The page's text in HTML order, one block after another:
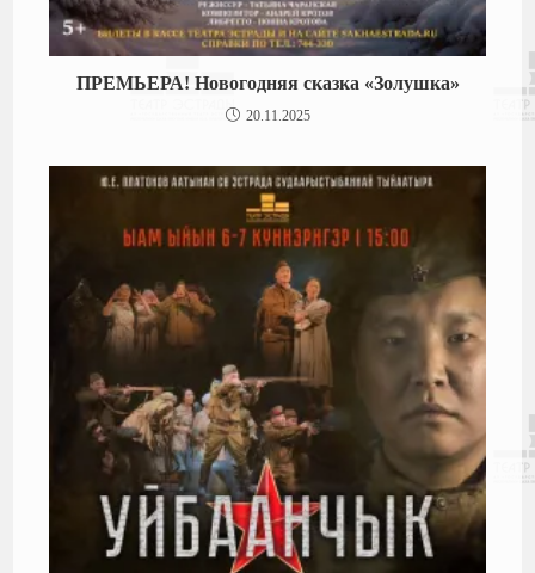
ПРЕМЬЕРА! Новогодняя сказка «Золушка»
20.11.2025